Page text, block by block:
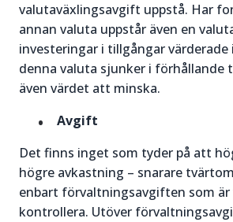
valutaväxlingsavgift uppstå. Har
annan valuta uppstår även en
investeringar i tillgångar värderade
denna valuta sjunker i förhållande
även värdet att minska.
Avgift
Det finns inget som tyder på att
högre avkastning – snarare
enbart förvaltningsavgiften som
kontrollera. Utöver